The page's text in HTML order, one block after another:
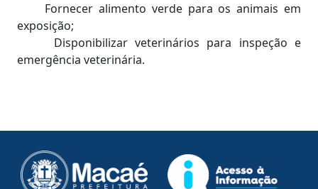
Fornecer alimento verde para os animais em
exposição;
Disponibilizar veterinários para inspeção e
emergência veterinária.